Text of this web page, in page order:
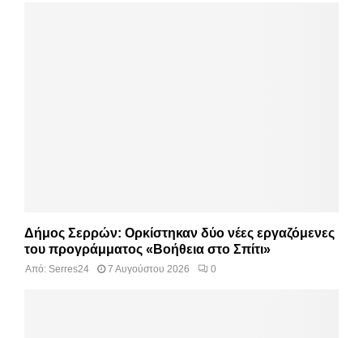
Δήμος Σερρών: Ορκίστηκαν δύο νέες εργαζόμενες
του προγράμματος «Βοήθεια στο Σπίτι»
Από: Serres24 7 Αυγούστου 2026 0